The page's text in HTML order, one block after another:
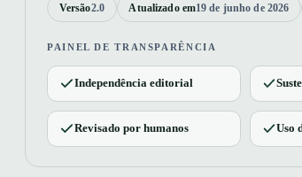
Versão2.0 Atualizado em19 de junho de 2026
PAINEL DE TRANSPARÊNCIA
Independência editorial
Revisado por humanos Uso